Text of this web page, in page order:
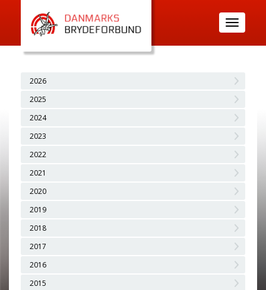
Toggle
navigation
2026
2025
2024
2023
2022
2021
2020
2019
2018
2017
2016
2015